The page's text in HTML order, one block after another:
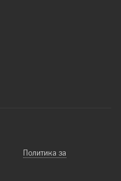
Политика за